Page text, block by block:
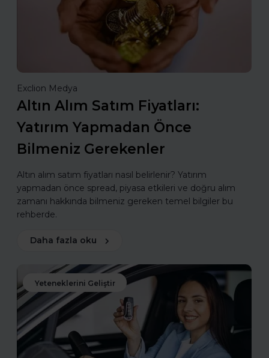
Exclion Medya
Altın Alım Satım Fiyatları:
Yatırım Yapmadan Önce
Bilmeniz Gerekenler
Altın alım satım fiyatları nasıl belirlenir? Yatırım
yapmadan önce spread, piyasa etkileri ve doğru alım
zamanı hakkında bilmeniz gereken temel bilgiler bu
rehberde.
Daha fazla oku
Yeteneklerini Geliştir